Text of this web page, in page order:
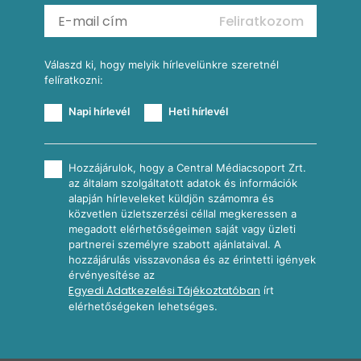
Reggeli receptek
Feliratkozom
Válaszd ki, hogy melyik hírlevelünkre szeretnél
felíratkozni:
Napi hírlevél Heti hírlevél
Hozzájárulok, hogy a Central Médiacsoport Zrt.
az általam szolgáltatott adatok és információk
alapján hírleveleket küldjön számomra és
közvetlen üzletszerzési céllal megkeressen a
megadott elérhetőségeimen saját vagy üzleti
partnerei személyre szabott ajánlataival. A
hozzájárulás visszavonása és az érintetti igények
érvényesítése az
Egyedi Adatkezelési Tájékoztatóban írt
elérhetőségeken lehetséges.